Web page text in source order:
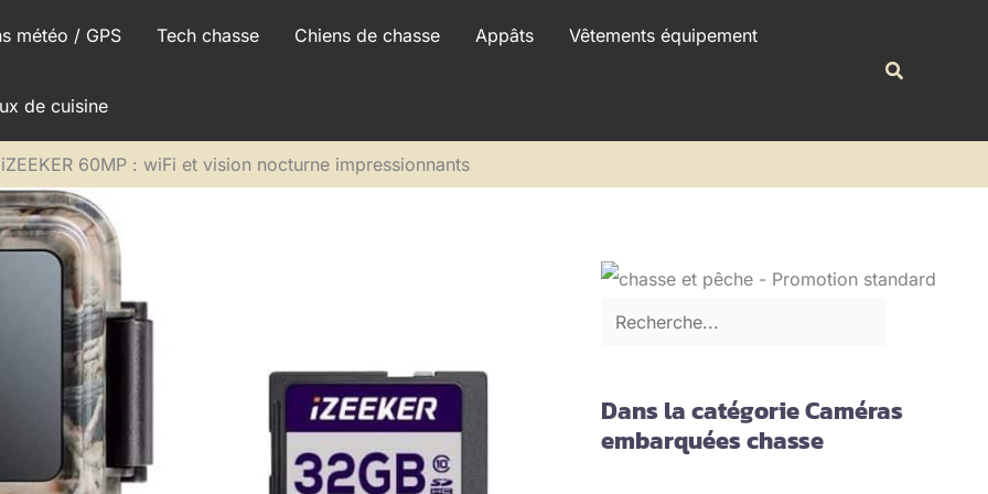
météo / GPS Tech chasse Chiens de chasse Appâts Vêtements équipement
de cuisine
60MP : wiFi et vision nocturne impressionnants
r
h
Dans la catégorie Caméras
embarquées chasse